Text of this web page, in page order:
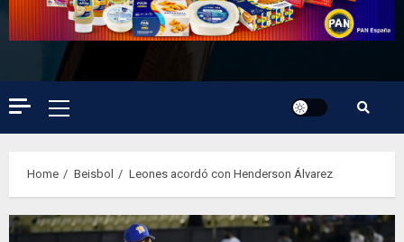
Primary
Menu
Home Beisbol Leones acordó con Henderson Álvarez